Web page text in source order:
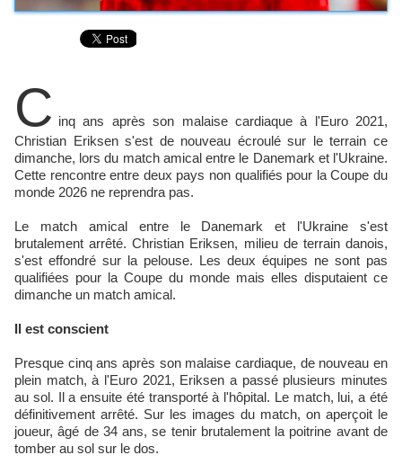
C inq ans après son malaise cardiaque à l'Euro 2021,
Christian Eriksen s'est de nouveau écroulé sur le terrain ce
dimanche, lors du match amical entre le Danemark et l'Ukraine.
Cette rencontre entre deux pays non qualifiés pour la Coupe du
monde 2026 ne reprendra pas.
Le match amical entre le Danemark et l'Ukraine s'est
brutalement arrêté. Christian Eriksen, milieu de terrain danois,
s'est effondré sur la pelouse. Les deux équipes ne sont pas
qualifiées pour la Coupe du monde mais elles disputaient ce
dimanche un match amical.
Il est conscient
Presque cinq ans après son malaise cardiaque, de nouveau en
plein match, à l'Euro 2021, Eriksen a passé plusieurs minutes
au sol. Il a ensuite été transporté à l'hôpital. Le match, lui, a été
définitivement arrêté. Sur les images du match, on aperçoit le
joueur, âgé de 34 ans, se tenir brutalement la poitrine avant de
tomber au sol sur le dos.